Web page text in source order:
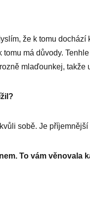
že k tomu
má důvody.
mlaďounkej, takže
sobě. Je
To vám věnovala